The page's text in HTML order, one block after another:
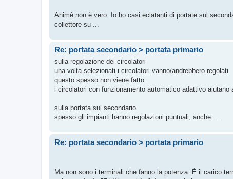
Ahimè non è vero. Io ho casi eclatanti di portate sul
collettore su ...
Re: portata secondario > portata primario
sulla regolazione dei circolatori
una volta selezionati i circolatori vanno/andrebbero regolati
questo spesso non viene fatto
i circolatori con funzionamento automatico adattivo aiutano
sulla portata sul secondario
spesso gli impianti hanno regolazioni puntuali, anche ...
Re: portata secondario > portata primario
Ma non sono i terminali che fanno la potenza. È il carico